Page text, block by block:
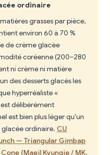
ordinaire
grasses par pièce,
environ 60 à 70 %
de crème glacée
coréenne (200–280
ni crème ni matière
des desserts glacés les
hyperréaliste «
délibérément
est bien plus léger qu'un
ordinaire. CU
— Triangular Gimbap
(Maeil Kyungje / MK,